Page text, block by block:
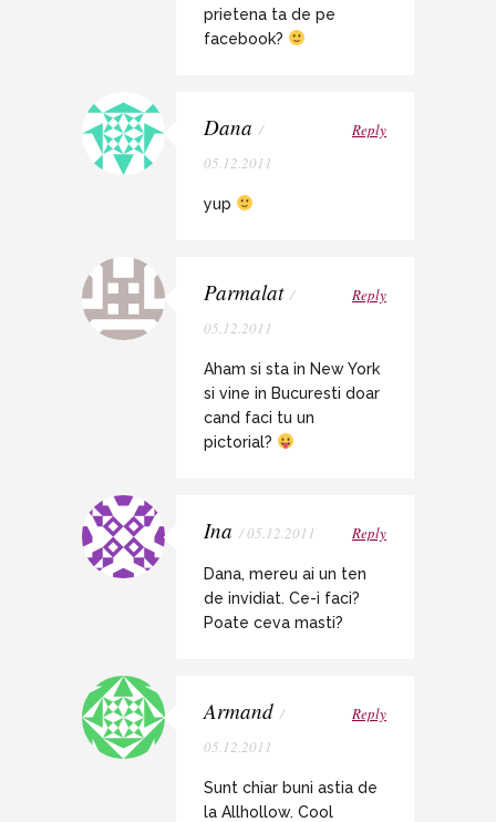
prietena ta de pe
facebook?
Dana /
05.12.2011
Reply
yup
Parmalat /
05.12.2011
Reply
Aham si sta in New York
si vine in Bucuresti doar
cand faci tu un
pictorial?
Ina / 05.12.2011 Reply
Dana, mereu ai un ten
de invidiat. Ce-i faci?
Poate ceva masti?
Armand /
05.12.2011
Reply
Sunt chiar buni astia de
la Allhollow. Cool